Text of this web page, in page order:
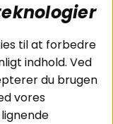
/ Garanti /
til at forbedre
indhold. Ved
du brugen
vores